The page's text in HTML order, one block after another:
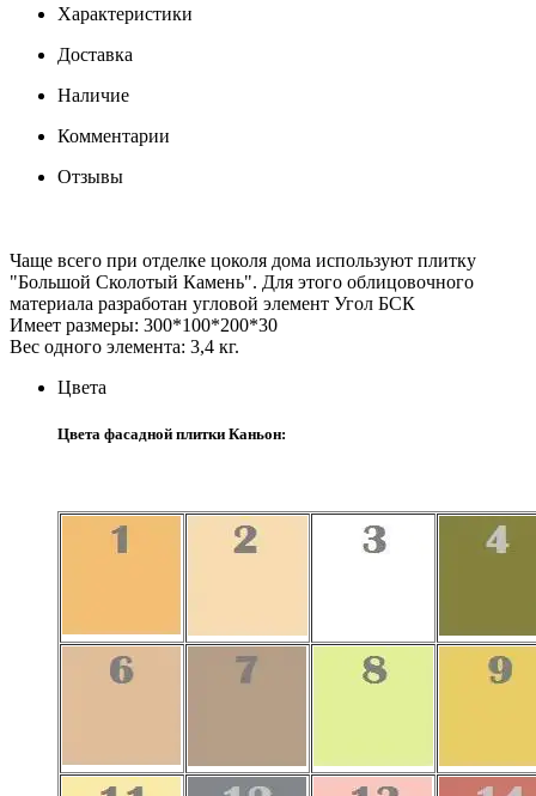
Характеристики
Доставка
Наличие
Комментарии
Отзывы
Чаще всего при отделке цоколя дома используют плитку
"Большой Сколотый Камень". Для этого облицовочного
материала разработан угловой элемент Угол БСК
Имеет размеры: 300*100*200*30
Вес одного элемента: 3,4 кг.
Цвета
Цвета фасадной плитки Каньон: